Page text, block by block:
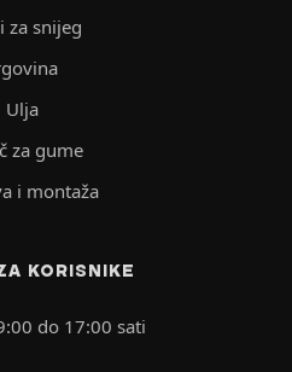
za snijeg
Ulja
za gume
i montaža
KORISNIKE
do 17:00 sati